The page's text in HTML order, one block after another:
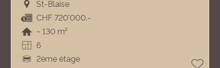
St-Blaise
CHF 720'000.-
~ 130 m²
6
2ème étage